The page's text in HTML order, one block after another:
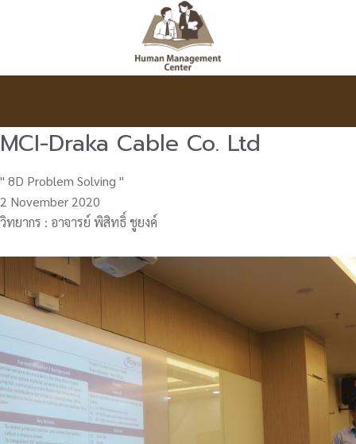
MCI-Draka Cable Co. Ltd
" 8D Problem Solving "
2 November 2020
วิทยากร : อาจารย์ พิสิทธิ์ ชูยงค์